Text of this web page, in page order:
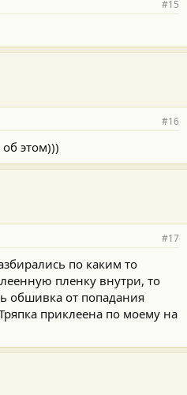
#15
#16
этом)))
#17
по каким то
пленку внутри, то
обшивка от попадания
приклеена по моему на